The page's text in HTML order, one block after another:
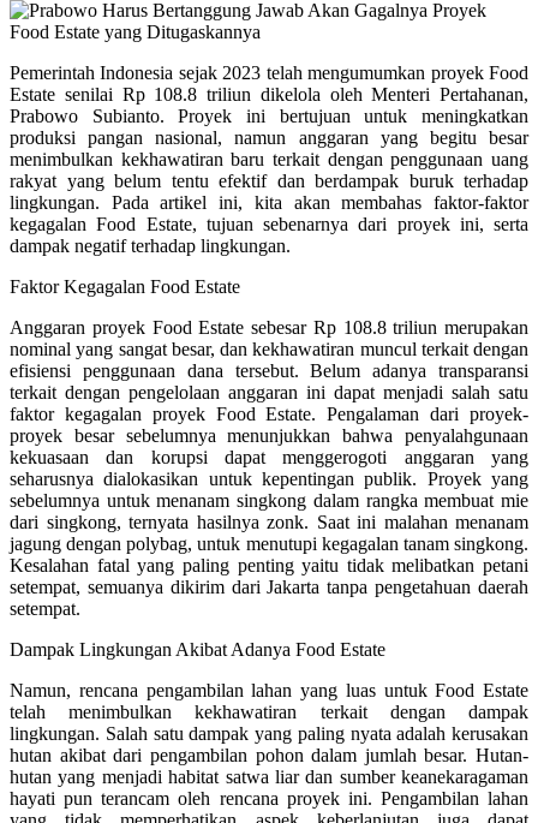
Pemerintah Indonesia sejak 2023 telah mengumumkan proyek Food
Estate senilai Rp 108.8 triliun dikelola oleh Menteri Pertahanan,
Prabowo Subianto. Proyek ini bertujuan untuk meningkatkan
produksi pangan nasional, namun anggaran yang begitu besar
menimbulkan kekhawatiran baru terkait dengan penggunaan uang
rakyat yang belum tentu efektif dan berdampak buruk terhadap
lingkungan. Pada artikel ini, kita akan membahas faktor-faktor
kegagalan Food Estate, tujuan sebenarnya dari proyek ini, serta
dampak negatif terhadap lingkungan.
Faktor Kegagalan Food Estate
Anggaran proyek Food Estate sebesar Rp 108.8 triliun merupakan
nominal yang sangat besar, dan kekhawatiran muncul terkait dengan
efisiensi penggunaan dana tersebut. Belum adanya transparansi
terkait dengan pengelolaan anggaran ini dapat menjadi salah satu
faktor kegagalan proyek Food Estate. Pengalaman dari proyek-
proyek besar sebelumnya menunjukkan bahwa penyalahgunaan
kekuasaan dan korupsi dapat menggerogoti anggaran yang
seharusnya dialokasikan untuk kepentingan publik. Proyek yang
sebelumnya untuk menanam singkong dalam rangka membuat mie
dari singkong, ternyata hasilnya zonk. Saat ini malahan menanam
jagung dengan polybag, untuk menutupi kegagalan tanam singkong.
Kesalahan fatal yang paling penting yaitu tidak melibatkan petani
setempat, semuanya dikirim dari Jakarta tanpa pengetahuan daerah
setempat.
Dampak Lingkungan Akibat Adanya Food Estate
Namun, rencana pengambilan lahan yang luas untuk Food Estate
telah menimbulkan kekhawatiran terkait dengan dampak
lingkungan. Salah satu dampak yang paling nyata adalah kerusakan
hutan akibat dari pengambilan pohon dalam jumlah besar. Hutan-
hutan yang menjadi habitat satwa liar dan sumber keanekaragaman
hayati pun terancam oleh rencana proyek ini. Pengambilan lahan